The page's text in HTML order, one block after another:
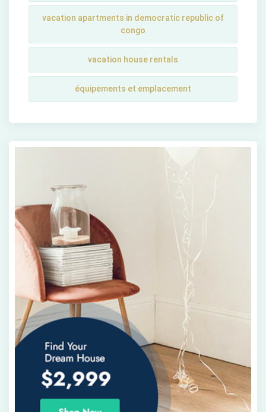
vacation apartments in democratic republic of
congo
vacation house rentals
équipements et emplacement